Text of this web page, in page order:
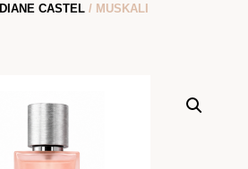
DIANE CASTEL/ MUSKALI